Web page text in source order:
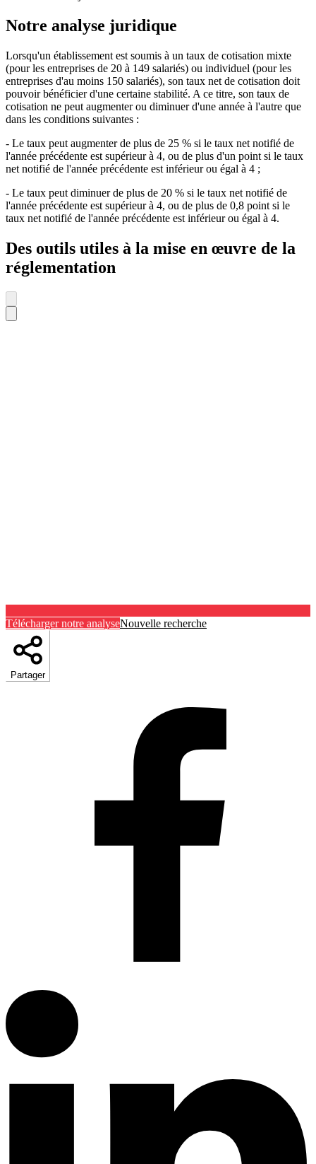
Notre analyse juridique
Lorsqu'un établissement est soumis à un taux de cotisation mixte
(pour les entreprises de 20 à 149 salariés) ou individuel (pour les
entreprises d'au moins 150 salariés), son taux net de cotisation doit
pouvoir bénéficier d'une certaine stabilité. A ce titre, son taux de
cotisation ne peut augmenter ou diminuer d'une année à l'autre que
dans les conditions suivantes :
- Le taux peut augmenter de plus de 25 % si le taux net notifié de
l'année précédente est supérieur à 4, ou de plus d'un point si le taux
net notifié de l'année précédente est inférieur ou égal à 4 ;
- Le taux peut diminuer de plus de 20 % si le taux net notifié de
l'année précédente est supérieur à 4, ou de plus de 0,8 point si le
taux net notifié de l'année précédente est inférieur ou égal à 4.
Des outils utiles à la mise en œuvre de la
réglementation
Télécharger notre analyseNouvelle recherche
Partager